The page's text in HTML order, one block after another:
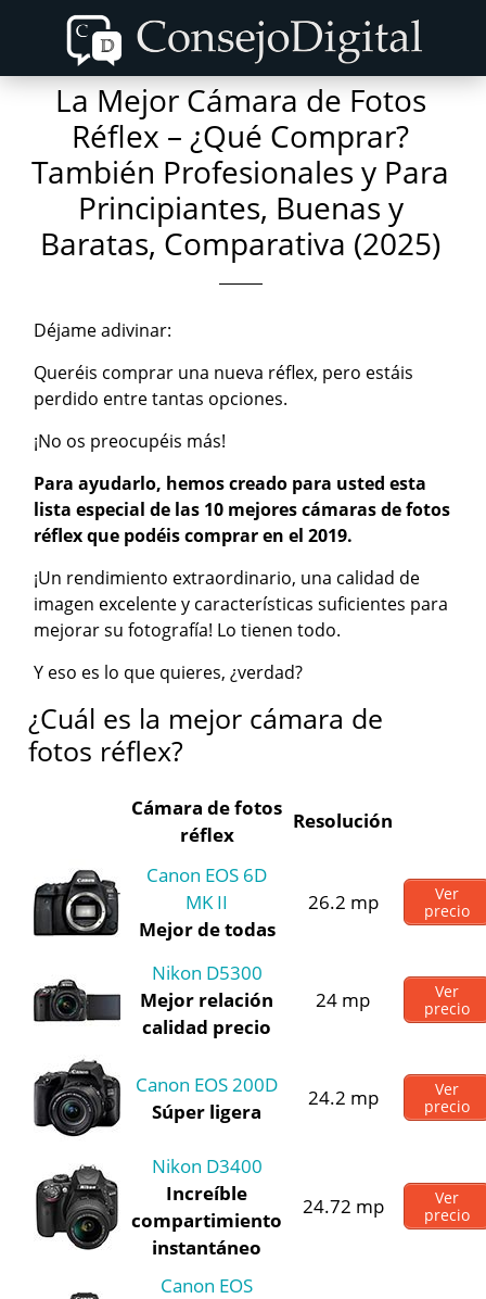
content
primary
sidebar
La Mejor Cámara de Fotos
Réflex – ¿Qué Comprar?
También Profesionales y Para
Principiantes, Buenas y
Baratas, Comparativa (2025)
Déjame adivinar:
Queréis comprar una nueva réflex, pero estáis
perdido entre tantas opciones.
¡No os preocupéis más!
Para ayudarlo, hemos creado para usted esta
lista especial de las 10 mejores cámaras de fotos
réflex que podéis comprar en el 2019.
¡Un rendimiento extraordinario, una calidad de
imagen excelente y características suficientes para
mejorar su fotografía! Lo tienen todo.
Y eso es lo que quieres, ¿verdad?
¿Cuál es la mejor cámara de
fotos réflex?
Cámara de fotos
réflex
Resolución
Canon EOS 6D
MK II
Mejor de todas
26.2 mp
Ver
precio
Nikon D5300
Mejor relación
calidad precio
24 mp
Ver
precio
Canon EOS 200D
Súper ligera
24.2 mp
Ver
precio
Nikon D3400
Increíble
compartimiento
instantáneo
24.72 mp
Ver
precio
Canon EOS